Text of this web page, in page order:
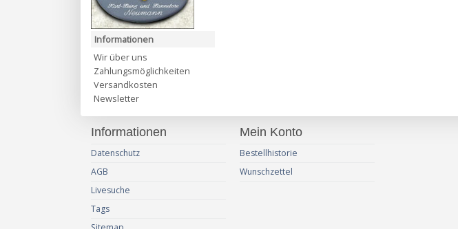
Informationen
Wir über uns
Zahlungsmöglichkeiten
Versandkosten
Newsletter
Informationen
Datenschutz
AGB
Livesuche
Tags
Mein Konto
Bestellhistorie
Wunschzettel